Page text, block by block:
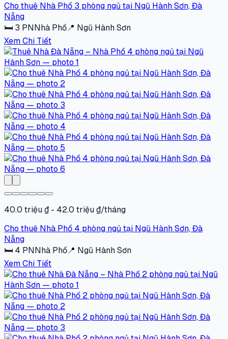
Cho thuê Nhà Phố 3 phòng ngủ tại Ngũ Hành Sơn, Đà
Nẵng
🛏 3 PNNhà Phố📍 Ngũ Hành Sơn
Xem Chi Tiết
40.0 triệu ₫ - 42.0 triệu ₫/tháng
Cho thuê Nhà Phố 4 phòng ngủ tại Ngũ Hành Sơn, Đà
Nẵng
🛏 4 PNNhà Phố📍 Ngũ Hành Sơn
Xem Chi Tiết